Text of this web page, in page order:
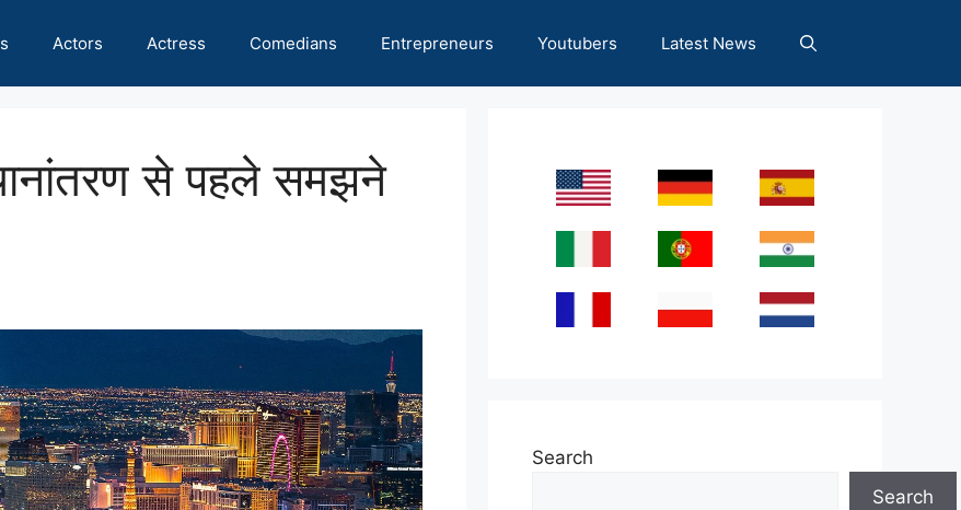
Actors Actress Comedians Entrepreneurs Youtubers Latest News
से पहले समझने
Search
Search